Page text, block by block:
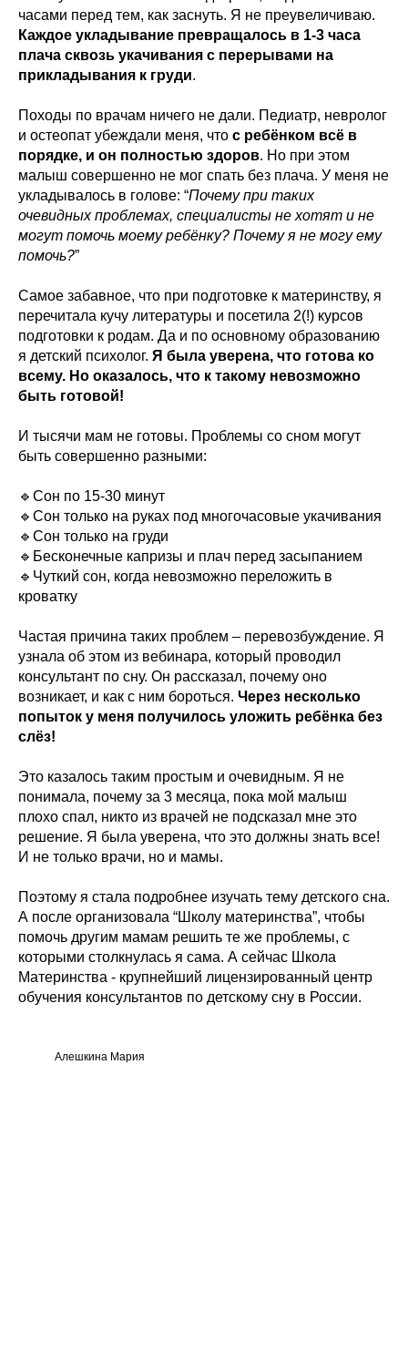
часами перед тем, как заснуть. Я не преувеличиваю.
Каждое укладывание превращалось в 1-3 часа
плача сквозь укачивания с перерывами на
прикладывания к груди.
Походы по врачам ничего не дали. Педиатр, невролог
и остеопат убеждали меня, что с ребёнком всё в
порядке, и он полностью здоров. Но при этом
малыш совершенно не мог спать без плача. У меня не
укладывалось в голове: “Почему при таких
очевидных проблемах, специалисты не хотят и не
могут помочь моему ребёнку? Почему я не могу ему
помочь?”
Самое забавное, что при подготовке к материнству, я
перечитала кучу литературы и посетила 2(!) курсов
подготовки к родам. Да и по основному образованию
я детский психолог. Я была уверена, что готова ко
всему. Но оказалось, что к такому невозможно
быть готовой!
И тысячи мам не готовы. Проблемы со сном могут
быть совершенно разными:
🔹️Сон по 15-30 минут
🔹️Сон только на руках под многочасовые укачивания
🔹️Сон только на груди
🔹️Бесконечные капризы и плач перед засыпанием
🔹️Чуткий сон, когда невозможно переложить в
кроватку
Частая причина таких проблем – перевозбуждение. Я
узнала об этом из вебинара, который проводил
консультант по сну. Он рассказал, почему оно
возникает, и как с ним бороться. Через несколько
попыток у меня получилось уложить ребёнка без
слёз!
Это казалось таким простым и очевидным. Я не
понимала, почему за 3 месяца, пока мой малыш
плохо спал, никто из врачей не подсказал мне это
решение. Я была уверена, что это должны знать все!
И не только врачи, но и мамы.
Поэтому я стала подробнее изучать тему детского сна.
А после организовала “Школу материнства”, чтобы
помочь другим мамам решить те же проблемы, с
которыми столкнулась я сама. А сейчас Школа
Материнства - крупнейший лицензированный центр
обучения консультантов по детскому сну в России.
Алешкина Мария